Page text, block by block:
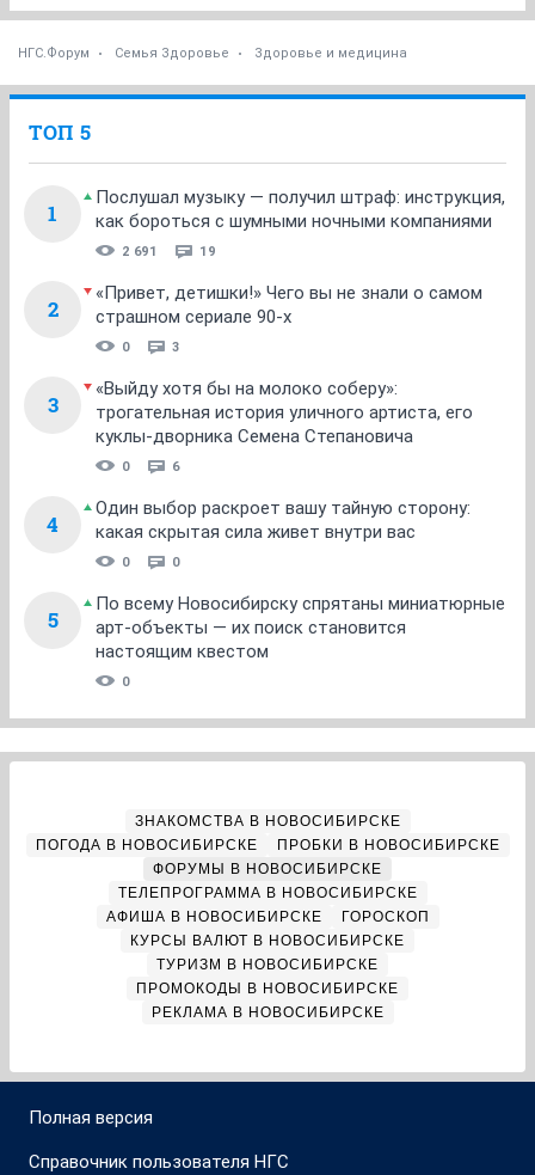
НГС.Форум Семья Здоровье Здоровье и медицина
ТОП 5
1
Послушал музыку — получил штраф: инструкция,
как бороться с шумными ночными компаниями
2 691 19
2
«Привет, детишки!» Чего вы не знали о самом
страшном сериале 90-х
0 3
3
«Выйду хотя бы на молоко соберу»:
трогательная история уличного артиста, его
куклы-дворника Семена Степановича
0 6
4
Один выбор раскроет вашу тайную сторону:
какая скрытая сила живет внутри вас
0 0
5
По всему Новосибирску спрятаны миниатюрные
арт-объекты — их поиск становится
настоящим квестом
0
ЗНАКОМСТВА В НОВОСИБИРСКЕ
ПОГОДА В НОВОСИБИРСКЕ
ПРОБКИ В НОВОСИБИРСКЕ
ФОРУМЫ В НОВОСИБИРСКЕ
ТЕЛЕПРОГРАММА В НОВОСИБИРСКЕ
АФИША В НОВОСИБИРСКЕ
ГОРОСКОП
КУРСЫ ВАЛЮТ В НОВОСИБИРСКЕ
ТУРИЗМ В НОВОСИБИРСКЕ
ПРОМОКОДЫ В НОВОСИБИРСКЕ
РЕКЛАМА В НОВОСИБИРСКЕ
Полная версия
Справочник пользователя НГС